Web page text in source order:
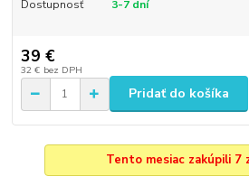
Dostupnosť 3-7 dní
39 €
32 € bez DPH
Pridať do košíka
Tento mesiac zakúpili 7